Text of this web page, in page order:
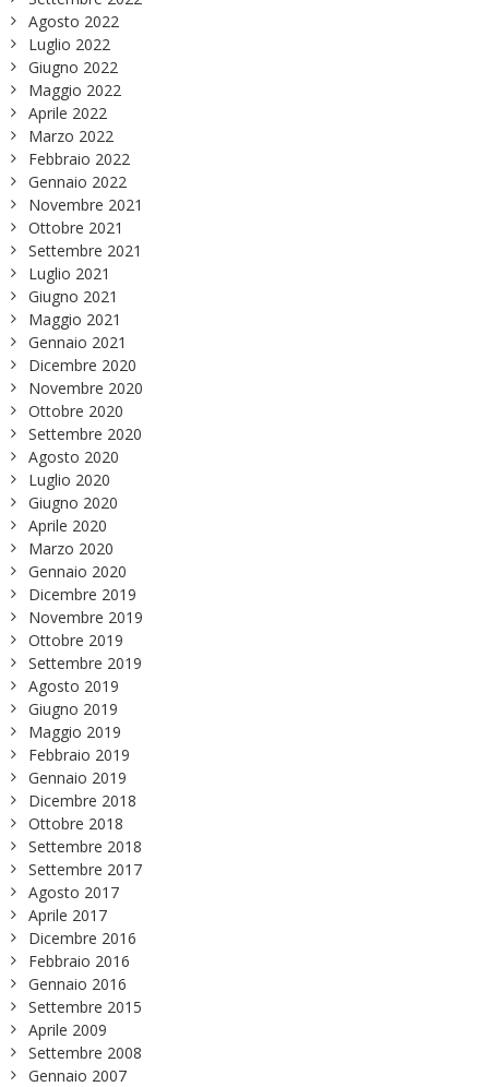
Agosto 2022
Luglio 2022
Giugno 2022
Maggio 2022
Aprile 2022
Marzo 2022
Febbraio 2022
Gennaio 2022
Novembre 2021
Ottobre 2021
Settembre 2021
Luglio 2021
Giugno 2021
Maggio 2021
Gennaio 2021
Dicembre 2020
Novembre 2020
Ottobre 2020
Settembre 2020
Agosto 2020
Luglio 2020
Giugno 2020
Aprile 2020
Marzo 2020
Gennaio 2020
Dicembre 2019
Novembre 2019
Ottobre 2019
Settembre 2019
Agosto 2019
Giugno 2019
Maggio 2019
Febbraio 2019
Gennaio 2019
Dicembre 2018
Ottobre 2018
Settembre 2018
Settembre 2017
Agosto 2017
Aprile 2017
Dicembre 2016
Febbraio 2016
Gennaio 2016
Settembre 2015
Aprile 2009
Settembre 2008
Gennaio 2007